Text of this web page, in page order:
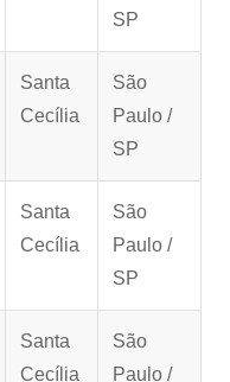
SP
Santa
Cecília
São
Paulo /
SP
Santa
Cecília
São
Paulo /
SP
Santa
Cecília
São
Paulo /